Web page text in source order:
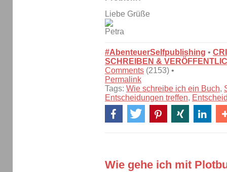
Liebe Grüße
#AbenteuerSelfpublishing •
SCHREIBEN &
Comments (2153) •
Permalink
Tags: Wie schreibe ich ein Buch,
Entscheidungen treffen,
Wie gehe ich mit